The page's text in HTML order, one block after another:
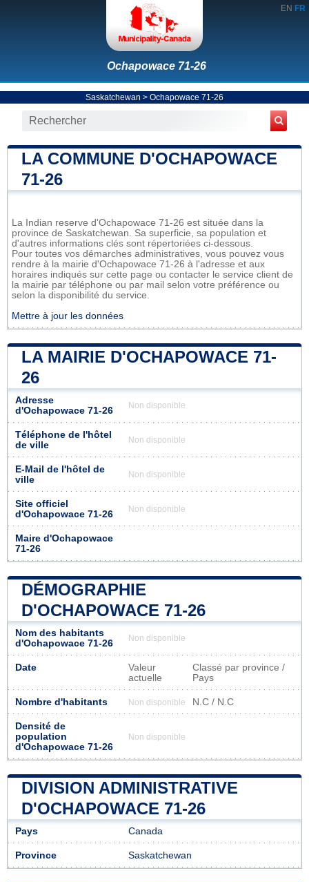
EN FR
Ochapowace 71-26
Saskatchewan > Ochapowace 71-26
LA COMMUNE D'OCHAPOWACE
71-26
La Indian reserve d'Ochapowace 71-26 est située dans la
province de Saskatchewan. Sa superficie, sa population et
d'autres informations clés sont répertoriées ci-dessous.
Pour toutes vos démarches administratives, vous pouvez vous
rendre à la mairie d'Ochapowace 71-26 à l'adresse et aux
horaires indiqués sur cette page ou contacter le service client de
la mairie par téléphone ou par mail selon votre préférence ou
selon la disponibilité du service.
Mettre à jour les données
LA MAIRIE D'OCHAPOWACE 71-
26
Adresse
d'Ochapowace 71-26
Non disponible
Téléphone de l'hôtel
de ville
Non disponible
E-Mail de l'hôtel de
ville
Non disponible
Site officiel
d'Ochapowace 71-26
Non disponible
Maire d'Ochapowace
71-26
DÉMOGRAPHIE
D'OCHAPOWACE 71-26
Nom des habitants
d'Ochapowace 71-26
Non disponible
Date
Valeur
actuelle
Classé par province /
Pays
Nombre d'habitants Non disponible N.C / N.C
Densité de
population
d'Ochapowace 71-26
Non disponible
DIVISION ADMINISTRATIVE
D'OCHAPOWACE 71-26
Pays Canada
Province Saskatchewan